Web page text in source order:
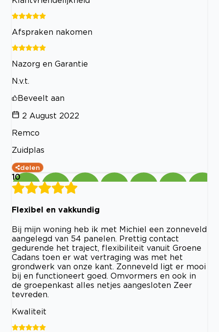
Afspraken nakomen
Nazorg en Garantie
N.v.t.
Beveelt aan
2 August 2022
Remco
Zuidplas
delen
10
Flexibel en vakkundig
Bij mijn woning heb ik met Michiel een zonneveld
aangelegd van 54 panelen. Prettig contact
gedurende het traject, flexibiliteit vanuit Groene
Cadans toen er wat vertraging was met het
grondwerk van onze kant. Zonneveld ligt er mooi
bij en functioneert goed. Omvormers en ook in
de groepenkast alles netjes aangesloten Zeer
tevreden.
Kwaliteit